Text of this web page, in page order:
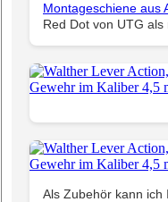
Montageschiene aus
Red Dot von UTG
Als Zubehör kann ich